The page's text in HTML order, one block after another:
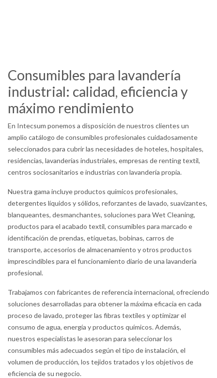
Consumibles para lavandería
industrial: calidad, eficiencia y
máximo rendimiento
En Intecsum ponemos a disposición de nuestros clientes un
amplio catálogo de consumibles profesionales cuidadosamente
seleccionados para cubrir las necesidades de hoteles, hospitales,
residencias, lavanderías industriales, empresas de renting textil,
centros sociosanitarios e industrias con lavandería propia.
Nuestra gama incluye productos químicos profesionales,
detergentes líquidos y sólidos, reforzantes de lavado, suavizantes,
blanqueantes, desmanchantes, soluciones para Wet Cleaning,
productos para el acabado textil, consumibles para marcado e
identificación de prendas, etiquetas, bobinas, carros de
transporte, accesorios de almacenamiento y otros productos
imprescindibles para el funcionamiento diario de una lavandería
profesional.
Trabajamos con fabricantes de referencia internacional, ofreciendo
soluciones desarrolladas para obtener la máxima eficacia en cada
proceso de lavado, proteger las fibras textiles y optimizar el
consumo de agua, energía y productos químicos. Además,
nuestros especialistas le asesoran para seleccionar los
consumibles más adecuados según el tipo de instalación, el
volumen de producción, los tejidos tratados y los objetivos de
eficiencia de su negocio.